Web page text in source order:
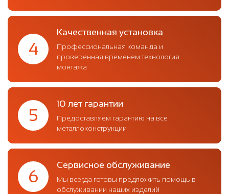
4
Качественная установка
Профессиональная команда и
проверенная временем технология
монтажа
5
10 лет гарантии
Предоставляем гарантию на все
металлоконструкции
6
Сервисное обслуживание
Мы всегда готовы предложить помощь в
обслуживании наших изделий